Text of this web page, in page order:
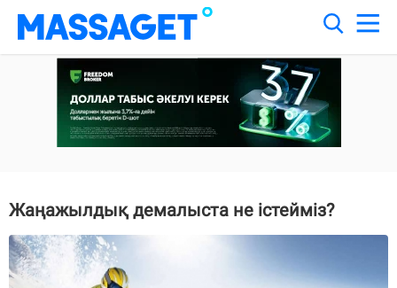
Жаңажылдық демалыста не істейміз?